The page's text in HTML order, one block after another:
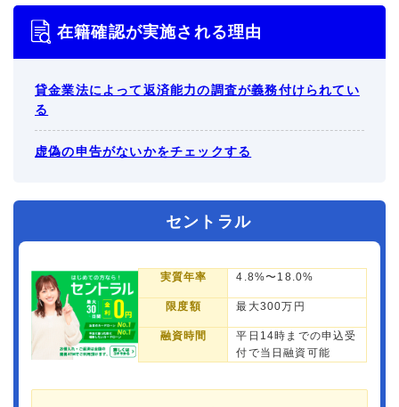
在籍確認が実施される理由
貸金業法によって返済能力の調査が義務付けられてい
る
虚偽の申告がないかをチェックする
セントラル
実質年率 4.8%〜18.0%
限度額 最大300万円
融資時間
平日14時までの申込受
付で当日融資可能